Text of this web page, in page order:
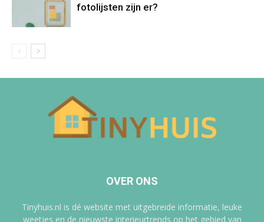
fotolijsten zijn er?
OVER ONS
Tinyhuis.nl is dé website met uitgebreide informatie, leuke
weetjes en de nieuwste interieurtrends op het gebied van